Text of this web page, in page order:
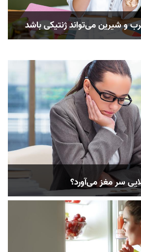
و شیرین می‌تواند ژنتیکی باشد
سر مغز می‌آورد؟